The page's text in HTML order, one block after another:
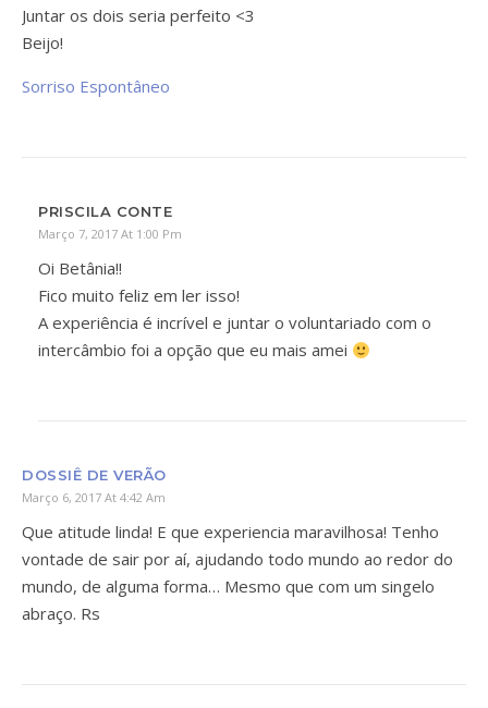
Juntar os dois seria perfeito <3
Beijo!
Sorriso Espontâneo
PRISCILA CONTE
Março 7, 2017 At 1:00 Pm
Oi Betânia!!
Fico muito feliz em ler isso!
A experiência é incrível e juntar o voluntariado com o
intercâmbio foi a opção que eu mais amei
DOSSIÊ DE VERÃO
Março 6, 2017 At 4:42 Am
Que atitude linda! E que experiencia maravilhosa! Tenho
vontade de sair por aí, ajudando todo mundo ao redor do
mundo, de alguma forma… Mesmo que com um singelo
abraço. Rs